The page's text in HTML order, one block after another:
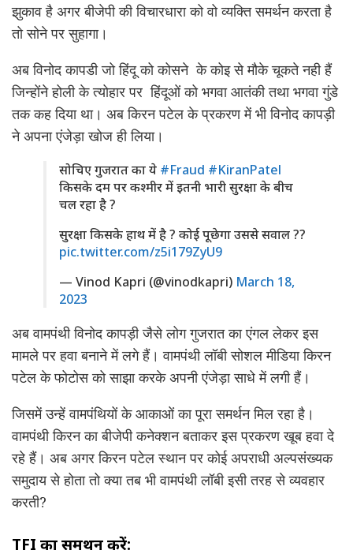
झुकाव है अगर बीजेपी की विचारधारा को वो व्यक्ति समर्थन करता है
तो सोने पर सुहागा।
अब विनोद कापडी जो हिंदू को कोसने के कोइ से मौके चूकते नही हैं
जिन्होंने होली के त्योहार पर हिंदूओं को भगवा आतंकी तथा भगवा गुंडे
तक कह दिया था। अब किरन पटेल के प्रकरण में भी विनोद कापड़ी
ने अपना एंजेड़ा खोज ही लिया।
सोचिए गुजरात का ये #Fraud #KiranPatel
किसके दम पर कश्मीर में इतनी भारी सुरक्षा के बीच
चल रहा है ?
सुरक्षा किसके हाथ में है ? कोई पूछेगा उससे सवाल ??
pic.twitter.com/z5i179ZyU9
— Vinod Kapri (@vinodkapri) March 18,
2023
अब वामपंथी विनोद कापड़ी जैसे लोग गुजरात का एंगल लेकर इस
मामले पर हवा बनाने में लगे हैं। वामपंथी लॉबी सोशल मीडिया किरन
पटेल के फोटोस को साझा करके अपनी एंजेड़ा साधे में लगी हैं।
जिसमें उन्हें वामपंथियों के आकाओं का पूरा समर्थन मिल रहा है।
वामपंथी किरन का बीजेपी कनेक्शन बताकर इस प्रकरण खूब हवा दे
रहे हैं। अब अगर किरन पटेल स्थान पर कोई अपराधी अल्पसंख्यक
समुदाय सेहोता तो क्या तब भी वामपंथी लॉबी इसी तरह से व्यवहार
करती?
TFI का समर्थन करें: